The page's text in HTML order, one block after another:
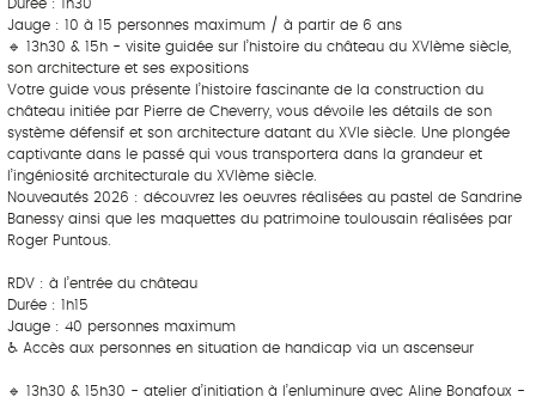
Durée : 1h30
Jauge : 10 à 15 personnes maximum / à partir de 6 ans
🔹 13h30 & 15h - visite guidée sur l’histoire du château du XVIème siècle,
son architecture et ses expositions
Votre guide vous présente l’histoire fascinante de la construction du
château initiée par Pierre de Cheverry, vous dévoile les détails de son
système défensif et son architecture datant du XVIe siècle. Une plongée
captivante dans le passé qui vous transportera dans la grandeur et
l’ingéniosité architecturale du XVIème siècle.
Nouveautés 2026 : découvrez les oeuvres réalisées au pastel de Sandrine
Banessy ainsi que les maquettes du patrimoine toulousain réalisées par
Roger Puntous.
RDV : à l’entrée du château
Durée : 1h15
Jauge : 40 personnes maximum
♿ Accès aux personnes en situation de handicap via un ascenseur
🔹 13h30 & 15h30 - atelier d’initiation à l’enluminure avec Aline Bonafoux -